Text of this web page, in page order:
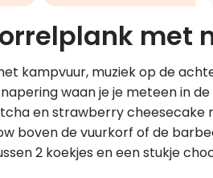
met
kampvuur, muziek op de
waan je je meteen in
en strawberry cheesecake
boven de vuurkorf of de
2 koekjes en een stukje